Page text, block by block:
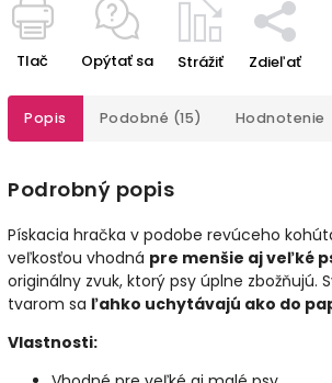
Tlač Opýtať sa Strážiť Zdieľať
Popis Podobné (15) Hodnotenie
Podrobný popis
Pískacia hračka v podobe revúceho
veľkosťou vhodná pre menšie aj veľké
originálny zvuk, ktorý psy úplne zbožňujú.
tvarom sa ľahko uchytávajú ako do
Vlastnosti: